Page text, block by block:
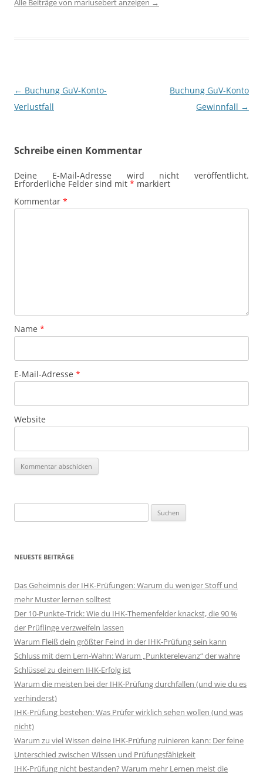
Alle Beiträge von mariusebert anzeigen →
Beitragsnavigation
← Buchung GuV-Konto-
Verlustfall
Buchung GuV-Konto
Gewinnfall →
Schreibe einen Kommentar
Deine E-Mail-Adresse wird nicht veröffentlicht.
Erforderliche Felder sind mit * markiert
Kommentar *
Name *
E-Mail-Adresse *
Website
nach:
NEUESTE BEITRÄGE
Das Geheimnis der IHK-Prüfungen: Warum du weniger Stoff und
mehr Muster lernen solltest
Der 10-Punkte-Trick: Wie du IHK-Themenfelder knackst, die 90 %
der Prüflinge verzweifeln lassen
Warum Fleiß dein größter Feind in der IHK-Prüfung sein kann
Schluss mit dem Lern-Wahn: Warum „Punkterelevanz“ der wahre
Schlüssel zu deinem IHK-Erfolg ist
Warum die meisten bei der IHK-Prüfung durchfallen (und wie du es
verhinderst)
IHK-Prüfung bestehen: Was Prüfer wirklich sehen wollen (und was
nicht)
Warum zu viel Wissen deine IHK-Prüfung ruinieren kann: Der feine
Unterschied zwischen Wissen und Prüfungsfähigkeit
IHK-Prüfung nicht bestanden? Warum mehr Lernen meist die